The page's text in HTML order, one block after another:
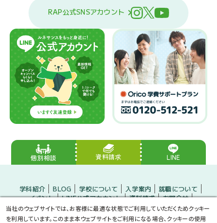
RAP公式SNSアカウント
個別相談 資料請求 LINE
学科紹介 BLOG 学校について 入学案内
就職について
イベント
LINE公式アカウント 資料請求
お問合せ
入学をお考えの方
保護者の方
企業の方
小・中学生のみなさんへ
プライバシーポリシー サイトマップ
当社のウェブサイトでは、お客様に最適な状態でご利用していただくためクッキー
を利用しています。このまま本ウェブサイトをご利用になる場合、クッキーの使用